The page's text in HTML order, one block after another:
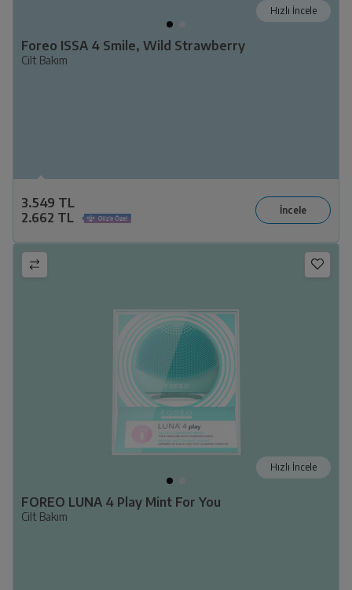
Hızlı İncele
Foreo ISSA 4 Smile, Wild Strawberry
Cilt Bakım
3.549 TL
2.662 TL
Hızlı İncele
FOREO LUNA 4 Play Mint For You
Cilt Bakım